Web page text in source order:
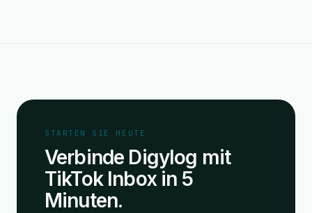
STARTEN SIE HEUTE
Verbinde Digylog mit
TikTok Inbox in 5
Minuten.